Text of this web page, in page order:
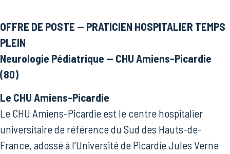
OFFRE DE POSTE — PRATICIEN HOSPITALIER TEMPS
PLEIN
Neurologie Pédiatrique — CHU Amiens-Picardie
(80)
Le CHU Amiens-Picardie
Le CHU Amiens-Picardie est le centre hospitalier
universitaire de référence du Sud des Hauts-de-
France, adossé à l’Université de Picardie Jules Verne